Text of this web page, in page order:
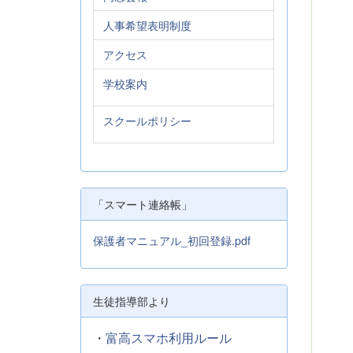
人事希望表明制度
アクセス
学校案内
スクールポリシー
「スマート連絡帳」
保護者マニュアル_初回登録.pdf
生徒指導部より
・ 富高スマホ利用ルール